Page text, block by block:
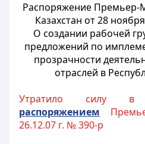
Распоряжение Премьер-
Казахстан от 28
О создании рабочей
предложений по
прозрачности
отраслей в
Утратило силу в
распоряжением
26.12.07 г. № 390-р